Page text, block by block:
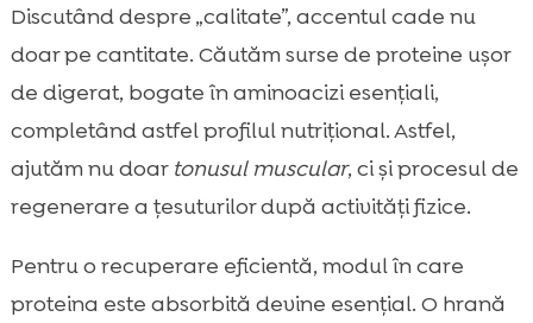
Discutând despre „calitate”, accentul cade nu
doar pe cantitate. Căutăm surse de proteine ușor
de digerat, bogate în aminoacizi esențiali,
completând astfel profilul nutrițional. Astfel,
ajutăm nu doar tonusul muscular, ci și procesul de
regenerare a țesuturilor după activități fizice.
Pentru o recuperare eficientă, modul în care
proteina este absorbită devine esențial. O hrană